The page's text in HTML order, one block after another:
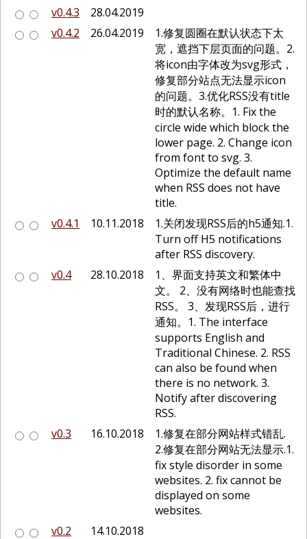
v0.4.3
28.04.2019
v0.4.2
26.04.2019
1.修复圆圈在默认状态下太
宽，遮挡下层页面的问题。2.
将icon由字体改为svg形式，
修复部分站点无法显示icon
的问题。3.优化RSS没有title
时的默认名称。1. Fix the
circle wide which block the
lower page. 2. Change icon
from font to svg. 3.
Optimize the default name
when RSS does not have
title.
v0.4.1
10.11.2018
1.关闭发现RSS后的h5通知.1.
Turn off H5 notifications
after RSS discovery.
v0.4
28.10.2018
1、界面支持英文和繁体中
文。 2、没有网络时也能查找
RSS。 3、发现RSS后，进行
通知。1. The interface
supports English and
Traditional Chinese. 2. RSS
can also be found when
there is no network. 3.
Notify after discovering
RSS.
v0.3
16.10.2018
1.修复在部分网站样式错乱.
2.修复在部分网站无法显示.1.
fix style disorder in some
websites. 2. fix cannot be
displayed on some
websites.
v0.2
14.10.2018